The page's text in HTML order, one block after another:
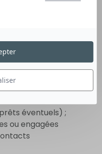
du projet (activité,
;
(canaux de
;
avec estimation des
;
éventuels) ;
ou engagées